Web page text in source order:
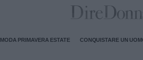
MODA PRIMAVERA ESTATE CONQUISTARE UN